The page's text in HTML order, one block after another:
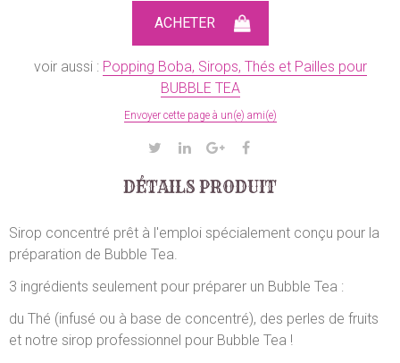
voir aussi : Popping Boba, Sirops, Thés et Pailles pour
BUBBLE TEA
Envoyer cette page à un(e) ami(e)
DÉTAILS PRODUIT
Sirop concentré prêt à l'emploi spécialement conçu pour la
préparation de Bubble Tea.
3 ingrédients seulement pour préparer un Bubble Tea :
du Thé (infusé ou à base de concentré), des perles de fruits
et notre sirop professionnel pour Bubble Tea !